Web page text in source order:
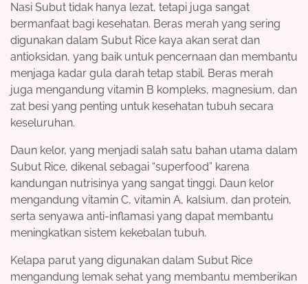
Nasi Subut tidak hanya lezat, tetapi juga sangat
bermanfaat bagi kesehatan. Beras merah yang sering
digunakan dalam Subut Rice kaya akan serat dan
antioksidan, yang baik untuk pencernaan dan membantu
menjaga kadar gula darah tetap stabil. Beras merah
juga mengandung vitamin B kompleks, magnesium, dan
zat besi yang penting untuk kesehatan tubuh secara
keseluruhan.
Daun kelor, yang menjadi salah satu bahan utama dalam
Subut Rice, dikenal sebagai “superfood” karena
kandungan nutrisinya yang sangat tinggi. Daun kelor
mengandung vitamin C, vitamin A, kalsium, dan protein,
serta senyawa anti-inflamasi yang dapat membantu
meningkatkan sistem kekebalan tubuh.
Kelapa parut yang digunakan dalam Subut Rice
mengandung lemak sehat yang membantu memberikan